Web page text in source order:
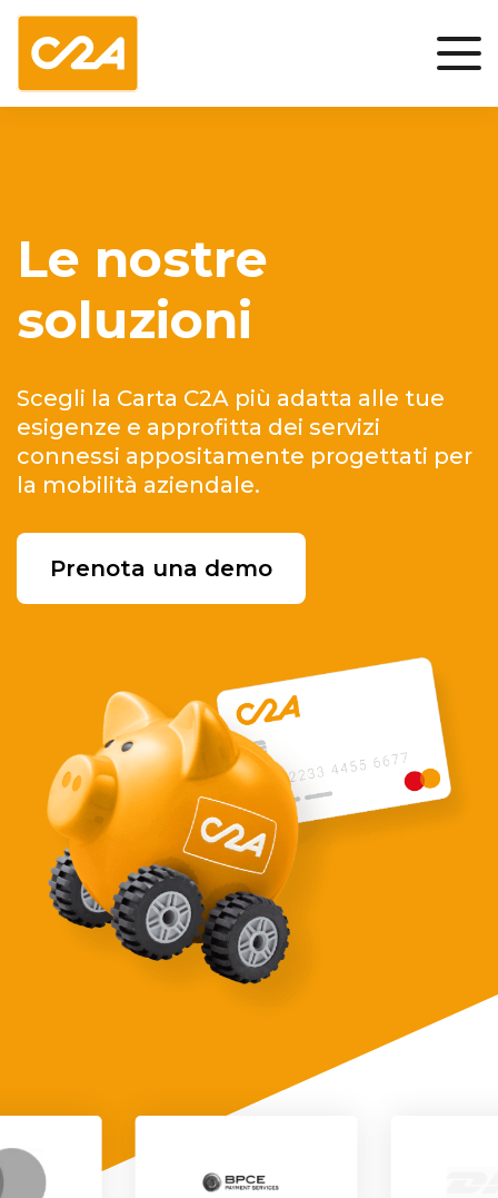
Le nostre
soluzioni
Scegli la Carta C2A più adatta alle tue
esigenze e approfitta dei servizi
connessi appositamente progettati per
la mobilità aziendale.
Prenota una demo